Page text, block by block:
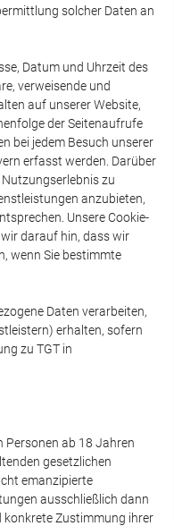
solcher Daten an
Datum und Uhrzeit des
verweisende und
auf unserer Website,
der Seitenaufrufe
bei jedem Besuch unserer
erfasst werden. Darüber
zu
anzubieten,
Unsere Cookie-
darauf hin, dass wir
wenn Sie bestimmte
Daten verarbeiten,
erhalten, sofern
zu TGT in
Personen ab 18 Jahren
gesetzlichen
emanzipierte
ausschließlich dann
konkrete Zustimmung ihrer